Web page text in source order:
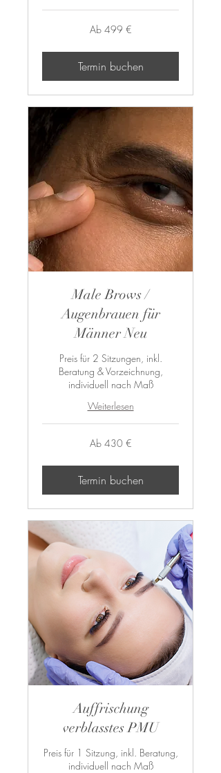
Ab 499 €
Termin buchen
Male Brows /
Augenbrauen für
Männer Neu
Preis für 2 Sitzungen, inkl.
Beratung & Vorzeichnung,
individuell nach Maß
Weiterlesen
Ab 430 €
Termin buchen
Auffrischung
verblasstes PMU
Preis für 1 Sitzung, inkl. Beratung,
individuell nach Maß